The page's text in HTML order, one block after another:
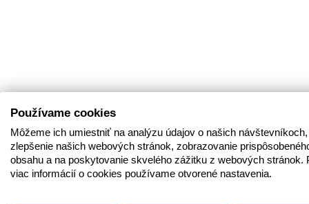
Používame cookies
Môžeme ich umiestniť na analýzu údajov o našich
zlepšenie našich webových stránok, zobrazovanie
obsahu a na poskytovanie skvelého zážitku z webových stránok.
viac informácií o cookies používame otvorené nastavenia.